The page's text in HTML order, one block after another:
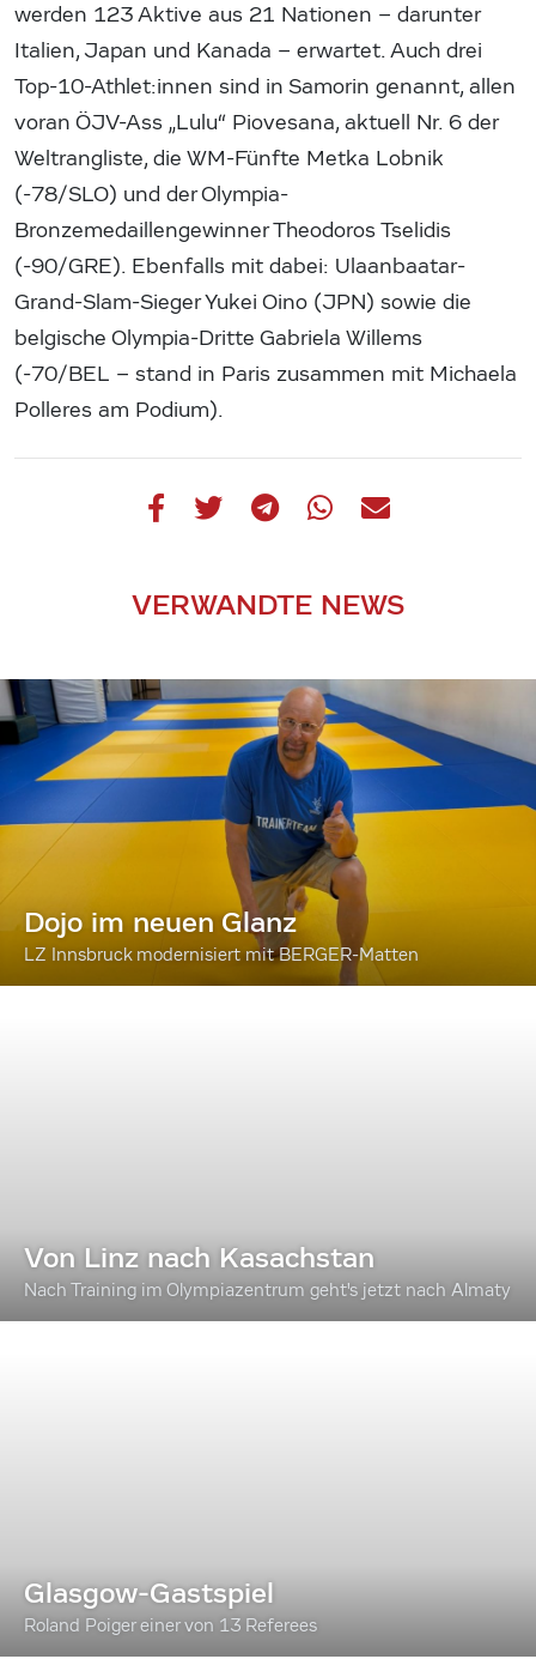
werden 123 Aktive aus 21 Nationen – darunter
Italien, Japan und Kanada – erwartet. Auch drei
Top-10-Athlet:innen sind in Samorin genannt, allen
voran ÖJV-Ass „Lulu“ Piovesana, aktuell Nr. 6 der
Weltrangliste, die WM-Fünfte Metka Lobnik
(-78/SLO) und der Olympia-
Bronzemedaillengewinner Theodoros Tselidis
(-90/GRE). Ebenfalls mit dabei: Ulaanbaatar-
Grand-Slam-Sieger Yukei Oino (JPN) sowie die
belgische Olympia-Dritte Gabriela Willems
(-70/BEL – stand in Paris zusammen mit Michaela
Polleres am Podium).
VERWANDTE NEWS
Dojo im neuen Glanz
LZ Innsbruck modernisiert mit BERGER-Matten
Von Linz nach Kasachstan
Nach Training im Olympiazentrum geht's jetzt nach Almaty
Glasgow-Gastspiel
Roland Poiger einer von 13 Referees